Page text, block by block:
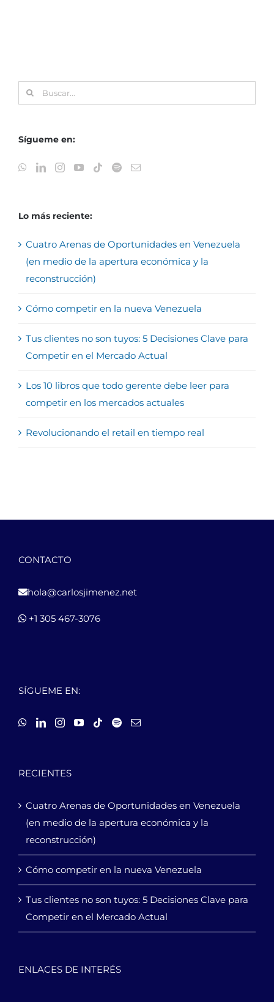
Buscar:
Sígueme en:
Lo más reciente:
Cuatro Arenas de Oportunidades en Venezuela
(en medio de la apertura económica y la
reconstrucción)
Cómo competir en la nueva Venezuela
Tus clientes no son tuyos: 5 Decisiones Clave para
Competir en el Mercado Actual
Los 10 libros que todo gerente debe leer para
competir en los mercados actuales
Revolucionando el retail en tiempo real
CONTACTO
hola@carlosjimenez.net
+1 305 467-3076
SÍGUEME EN:
RECIENTES
Cuatro Arenas de Oportunidades en Venezuela
(en medio de la apertura económica y la
reconstrucción)
Cómo competir en la nueva Venezuela
Tus clientes no son tuyos: 5 Decisiones Clave para
Competir en el Mercado Actual
ENLACES DE INTERÉS